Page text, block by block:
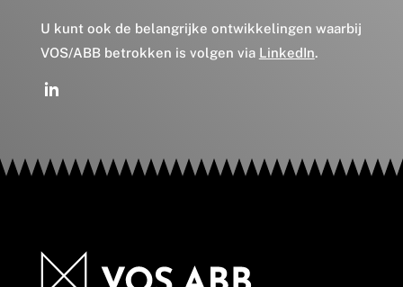
U kunt ook de belangrijke ontwikkelingen waarbij
VOS/ABB betrokken is volgen via LinkedIn.